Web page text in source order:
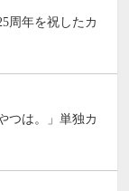
周年を祝したカ
つは。」単独カ